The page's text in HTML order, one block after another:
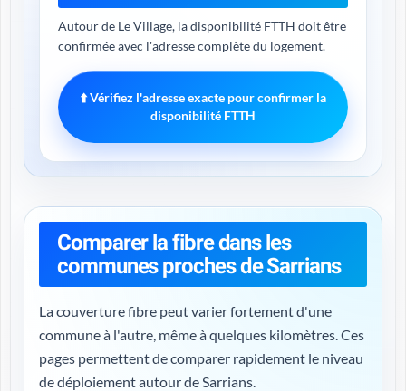
Autour de Le Village, la disponibilité FTTH doit être
confirmée avec l'adresse complète du logement.
⬆️ Vérifiez l'adresse exacte pour confirmer la
disponibilité FTTH
Comparer la fibre dans les
communes proches de Sarrians
La couverture fibre peut varier fortement d'une
commune à l'autre, même à quelques kilomètres. Ces
pages permettent de comparer rapidement le niveau
de déploiement autour de Sarrians.